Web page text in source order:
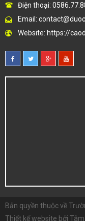
Điện thoại:
Email:
Website: https://
Bản quyền thuộc về
Thiết kế website bởi